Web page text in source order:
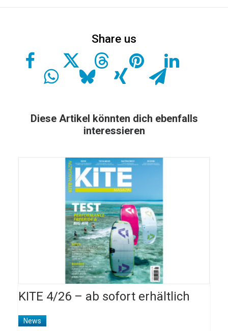
Diese Artikel könnten dich ebenfalls
interessieren
KITE 4/26 – ab sofort erhältlich
News